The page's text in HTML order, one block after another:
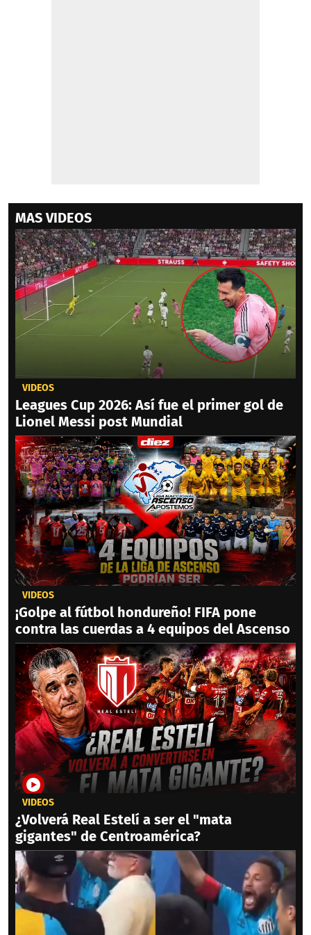
MAS VIDEOS
VIDEOS
Leagues Cup 2026: Así fue el primer gol de
Lionel Messi post Mundial
VIDEOS
¡Golpe al fútbol hondureño! FIFA pone
contra las cuerdas a 4 equipos del Ascenso
VIDEOS
¿Volverá Real Estelí a ser el "mata
gigantes" de Centroamérica?